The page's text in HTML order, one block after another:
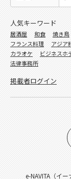
e-NAVITA（イ
人気キーワード
居酒屋 和食 焼き鳥
フランス料理
アジア
カラオケ
ビジネスホ
法律事務所
掲載者ログイン